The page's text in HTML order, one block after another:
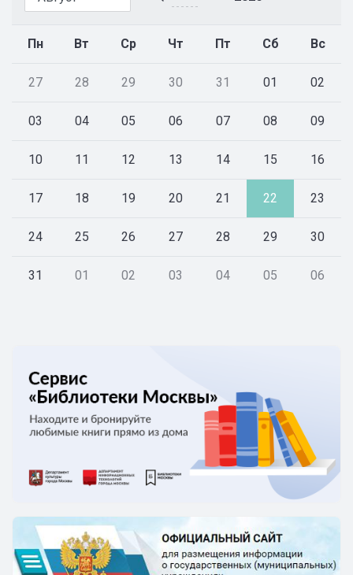
Пн Вт Ср Чт Пт Сб Вс
27 28 29 30 31 01 02
03 04 05 06 07 08 09
10 11 12 13 14 15 16
17 18 19 20 21 22 23
24 25 26 27 28 29 30
31 01 02 03 04 05 06